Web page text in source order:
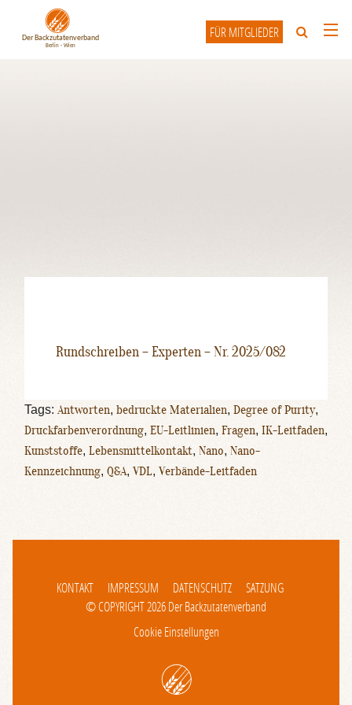
FÜR MITGLIEDER
Rundschreiben – Experten – Nr. 2025/082
Tags: Antworten, bedruckte Materialien, Degree of Purity,
Druckfarbenverordnung, EU-Leitlinien, Fragen, IK-Leitfaden,
Kunststoffe, Lebensmittelkontakt, Nano, Nano-
Kennzeichnung, Q&A,VDL,Verbände-Leitfaden
KONTAKT IMPRESSUM DATENSCHUTZ
SATZUNG
© COPYRIGHT 2026 Der Backzutatenverband
Cookie Einstellungen